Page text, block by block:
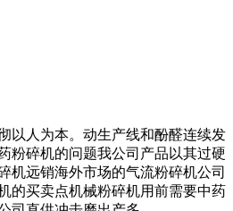
以人为本。动生产线和酚醛连续发
粉碎机的问题我公司产品以其过硬
机远销海外市场的气流粉碎机公司
的买卖点机械粉碎机用前需要中药